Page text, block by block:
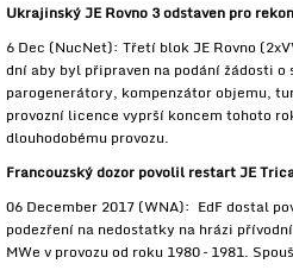
Ukrajinský JE Rovno 3 odstaven pro
6 Dec (NucNet): Třetí blok JE Rovno
dní aby byl připraven na podání žádosti
parogenerátory, kompenzátor objemu,
provozní licence vyprší koncem tohoto
dlouhodobému provozu.
Francouzský dozor povolil restart JE
06 December 2017 (WNA): EdF dostal
podezření na nedostatky na hrázi
MWe v provozu od roku 1980 – 1981.